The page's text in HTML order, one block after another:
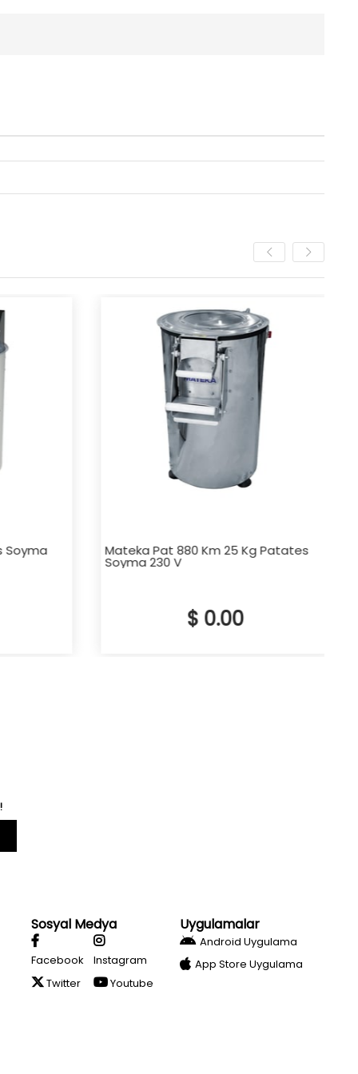
Mateka Pat 880 Km 25 Kg Patates
Soyma 230 V
$ 0.00
Sosyal Medya
Facebook
Instagram
Twitter
Youtube
Uygulamalar
Android Uygulama
App Store Uygulama